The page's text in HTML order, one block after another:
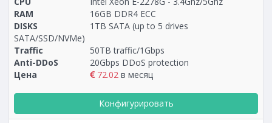
RAM
16GB DDR4 ECC
DISKS
1TB SATA (up to 5 drives
SATA/SSD/NVMe)
Traffic
50TB traffic/1Gbps
Anti-DDoS
20Gbps DDoS protection
Цена
72.02 в месяц
Конфигурировать